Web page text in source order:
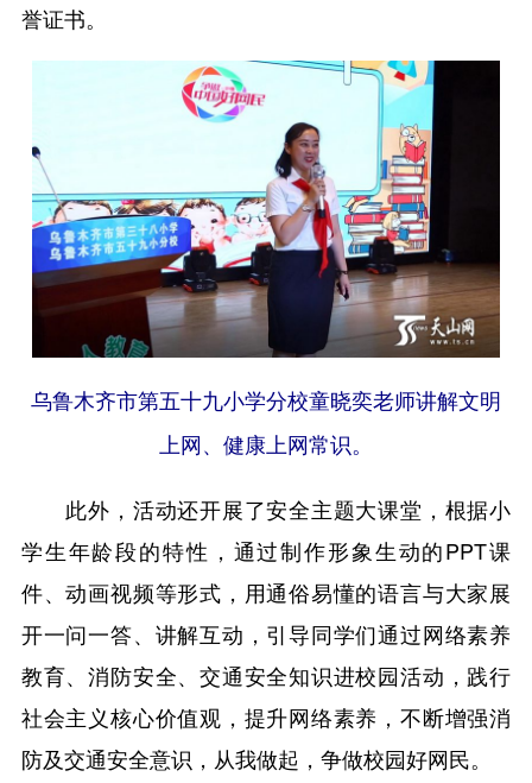
誉证书。
乌鲁木齐市第五十九小学分校童晓奕老师讲解文明
上网、健康上网常识。
此外，活动还开展了安全主题大课堂，根据小
学生年龄段的特性，通过制作形象生动的PPT课
件、动画视频等形式，用通俗易懂的语言与大家展
开一问一答、讲解互动，引导同学们通过网络素养
教育、消防安全、交通安全知识进校园活动，践行
社会主义核心价值观，提升网络素养，不断增强消
防及交通安全意识，从我做起，争做校园好网民。